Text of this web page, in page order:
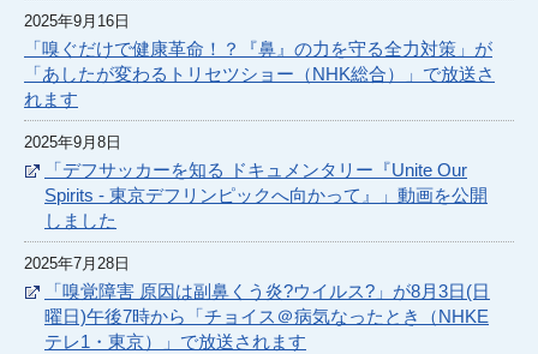
2025年9月16日
「嗅ぐだけで健康革命！？『鼻』の力を守る全力対策」が
「あしたが変わるトリセツショー（NHK総合）」で放送さ
れます
2025年9月8日
「デフサッカーを知る ドキュメンタリー『Unite Our
Spirits - 東京デフリンピックへ向かって』」動画を公開
しました
2025年7月28日
「嗅覚障害 原因は副鼻くう炎?ウイルス?」が8月3日(日
曜日)午後7時から「チョイス＠病気なったとき（NHKE
テレ1・東京）」で放送されます